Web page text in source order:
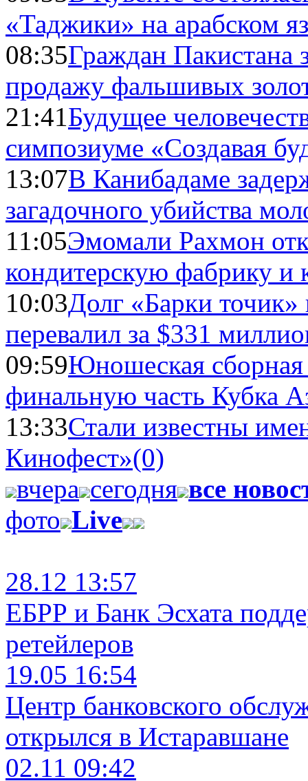
«Таджики» на арабском
08:35Граждан Пакистана
продажу фальшивых
21:41Будущее
симпозиуме «Создавая
13:07В Канибадаме
загадочного убийства
11:05Эмомали Рахмон
кондитерскую фабрику и
10:03Долг «Барки
перевалил за $331
09:59Юношеская
финальную часть Кубка
13:33Стали известны
Кинофест»(0)
вчера сегодня все
фото Live
28.12 13:57
ЕБРР и Банк Эсхата
ретейлеров
19.05 16:54
Центр банковского
открылся в Истаравшане
02.11 09:42